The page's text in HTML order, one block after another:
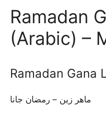
Ramadan
(Arabic) –
Ramadan Gana
ماهر زين – رمضان جانا